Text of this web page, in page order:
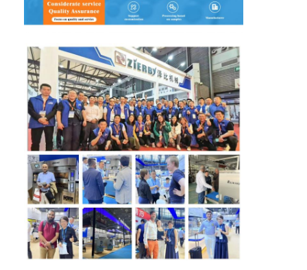
Cuisinière à plateau
four de convection
Cuisinier à combustion
four de pizza
Petit équipement de boulangerie
Congélateur à affichage commercial
congélateur de bureau
Réfrigérateur de souffle